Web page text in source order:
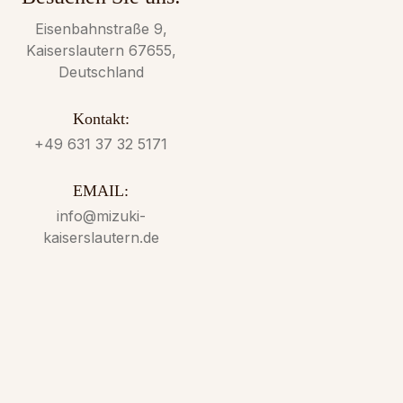
Eisenbahnstraße 9,
Kaiserslautern 67655,
Deutschland
Kontakt:
+49 631 37 32 5171
EMAIL:
info@mizuki-
kaiserslautern.de